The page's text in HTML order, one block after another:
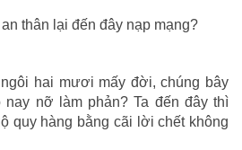
thân lại đến đây nạp mạng?
hai mươi mấy đời, chúng bây
nỡ làm phản? Ta đến đây thì
quy hàng bằng cãi lời chết không